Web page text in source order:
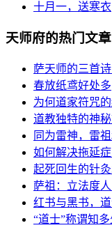
十月一，送寒衣
天师府的热门文章
萨天师的三首
春放纸鸢好处多
为何道家符咒
道教独特的神
同为雷神，雷
如何解决拖延
起死回生的针
萨祖：立法度
红书与黑书，
“道士”称谓知多